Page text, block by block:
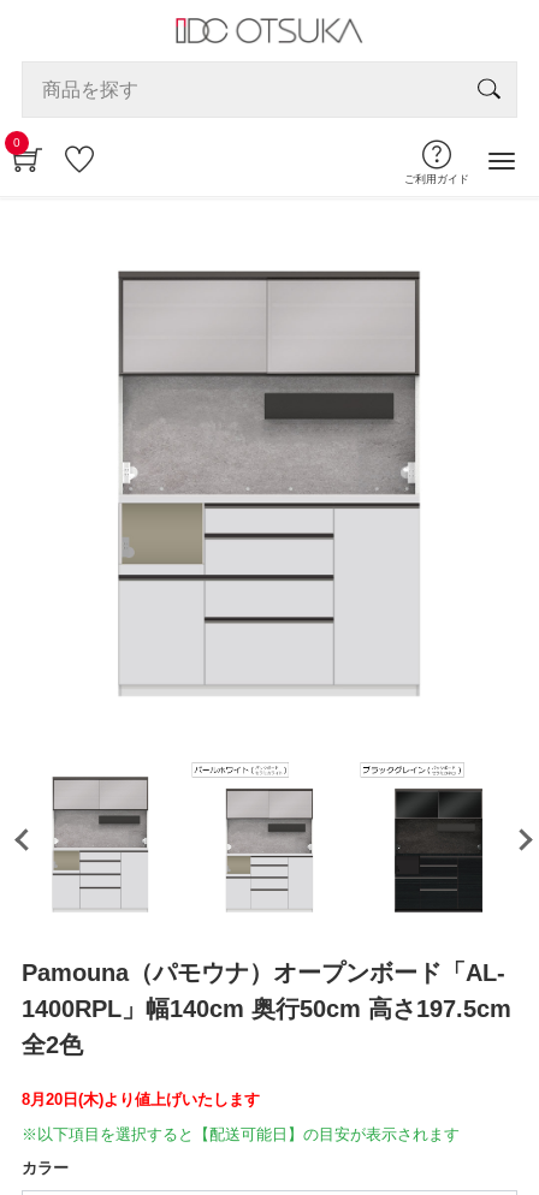
0
ご利用ガイド
Pamouna（パモウナ）オープンボード「AL-
1400RPL」幅140cm 奥行50cm 高さ197.5cm
全2色
8月20日(木)より値上げいたします
※以下項目を選択すると【配送可能日】の目安が表示されます
カラー